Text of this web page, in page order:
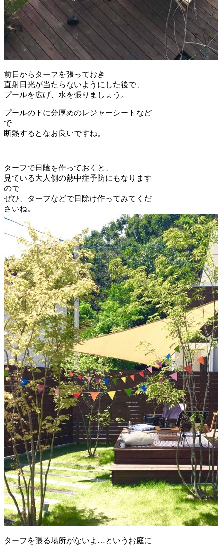
前日からターフを張っておき
直射日光が当たらないようにした後で、
プールを広げ、水を張りましょう。
プールの下に分厚めのレジャーシートなど
で
断熱するとなお良いですね。
ターフで日陰を作っておくと、
見ている大人側の熱中症予防にもなります
ので
ぜひ、ターフなどで日除け作ってみてくだ
さいね。
ターフを張る場所がないよ…というお庭に